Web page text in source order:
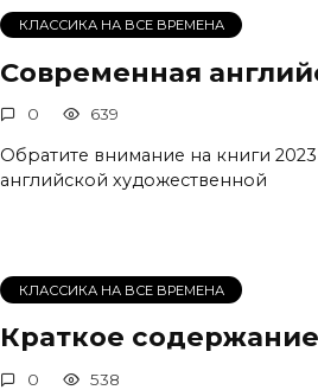
КЛАССИКА НА ВСЕ ВРЕМЕНА
Современная
0 639
Обратите внимание на книги
английской художественной
КЛАССИКА НА ВСЕ ВРЕМЕНА
Краткое
0 538